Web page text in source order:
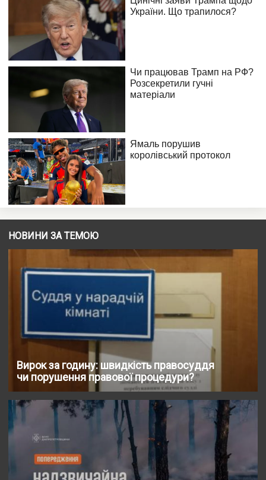
НОВИНИ ЗА ТЕМОЮ
Вирок за годину: швидкість правосуддя
чи порушення правової процедури?